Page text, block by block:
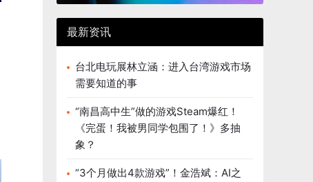
最新资讯
台北电玩展林立涵：进入台湾游戏市场
需要知道的事
“南昌高中生”做的游戏Steam爆红！
《完蛋！我被男同学包围了！》多抽
象？
“3个月做出4款游戏”！金浩斌：AI之